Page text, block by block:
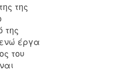
της
της
έργα
του